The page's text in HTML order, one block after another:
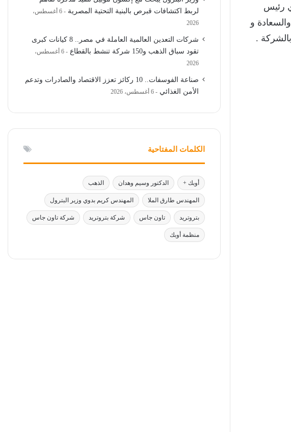
رئيس
و
.
لربط اكتشافات قبرص بالبنية التحتية المصرية
6 أغسطس،
2026
شركات التعدين العالمية العاملة في مصر.. 8 كيانات كبرى
تقود سباق الذهب و150 شركة تنشط بالقطاع
6 أغسطس،
2026
صناعة الفوسفات.. 10 ركائز تعزز الاقتصاد والصادرات وتدعم
الأمن الغذائي
6 أغسطس، 2026
الكلمات المفتاحية
أوبك + الدكتور وسيم وهدان الذهب
المهندس طارق الملا المهندس كريم بدوي وزير البترول
بتروتريد تاون جاس شركة بتروتريد شركة تاون جاس
منظمة أوبك